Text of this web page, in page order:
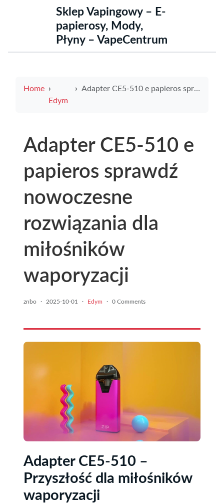
Sklep Vapingowy – E-
papierosy, Mody,
Płyny – VapeCentrum
Home
Edym
Adapter CE5-510 e papieros sprawdź nowoczesne rozwiązania dla miłośników waporyzacji
Adapter CE5-510 e
papieros sprawdź
nowoczesne
rozwiązania dla
miłośników
waporyzacji
znbo · 2025-10-01 · Edym · 0 Comments
Adapter CE5-510 –
Przyszłość dla miłośników
waporyzacji